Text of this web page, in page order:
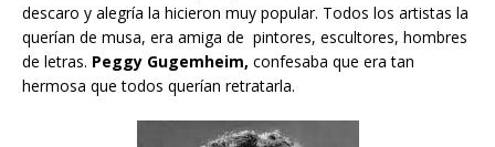
descaro y alegría la hicieron muy popular. Todos los artistas la
querían de musa, era amiga de pintores, escultores, hombres
de letras. Peggy Gugemheim, confesaba que era tan
hermosa que todos querían retratarla.